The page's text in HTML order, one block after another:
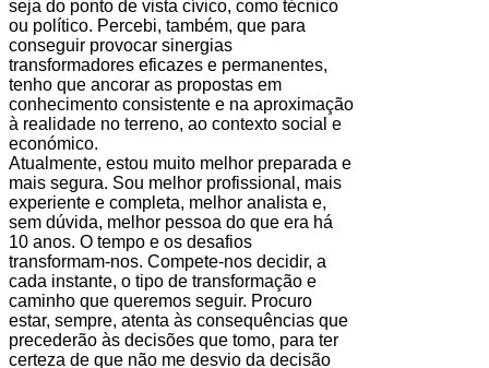
seja do ponto de vista cívico, como técnico
ou político. Percebi, também, que para
conseguir provocar sinergias
transformadores eficazes e permanentes,
tenho que ancorar as propostas em
conhecimento consistente e na aproximação
à realidade no terreno, ao contexto social e
económico.
Atualmente, estou muito melhor preparada e
mais segura. Sou melhor profissional, mais
experiente e completa, melhor analista e,
sem dúvida, melhor pessoa do que era há
10 anos. O tempo e os desafios
transformam-nos. Compete-nos decidir, a
cada instante, o tipo de transformação e
caminho que queremos seguir. Procuro
estar, sempre, atenta às consequências que
precederão às decisões que tomo, para ter
certeza de que não me desvio da decisão